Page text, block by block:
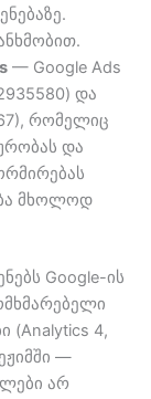
— Google Ads
და
რომელიც
და
მხოლოდ
Google-ის
(Analytics 4,
—
არ